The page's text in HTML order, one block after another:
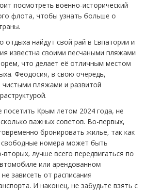
посмотреть военно-исторический
флота, чтобы узнать больше о
отдыха найдут свой рай в Евпатории и
известна своими песчаными пляжами
что делает её отличным местом
Феодосия, в свою очередь,
чистыми пляжами и развитой
посетить Крым летом 2024 года, не
важных советов. Во-первых,
бронировать жилье, так как
свободные номера может быть
лучше всего передвигаться по
или арендованном
зависеть от расписания
И наконец, не забудьте взять с